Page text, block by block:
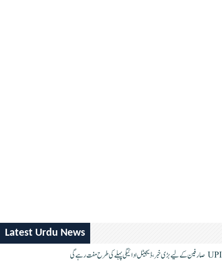
Latest Urdu News
UPI صارفین کے لیے بڑی خبر، ڈیجیٹل ادائیگی پہلے کی طرح مفت رہے گی